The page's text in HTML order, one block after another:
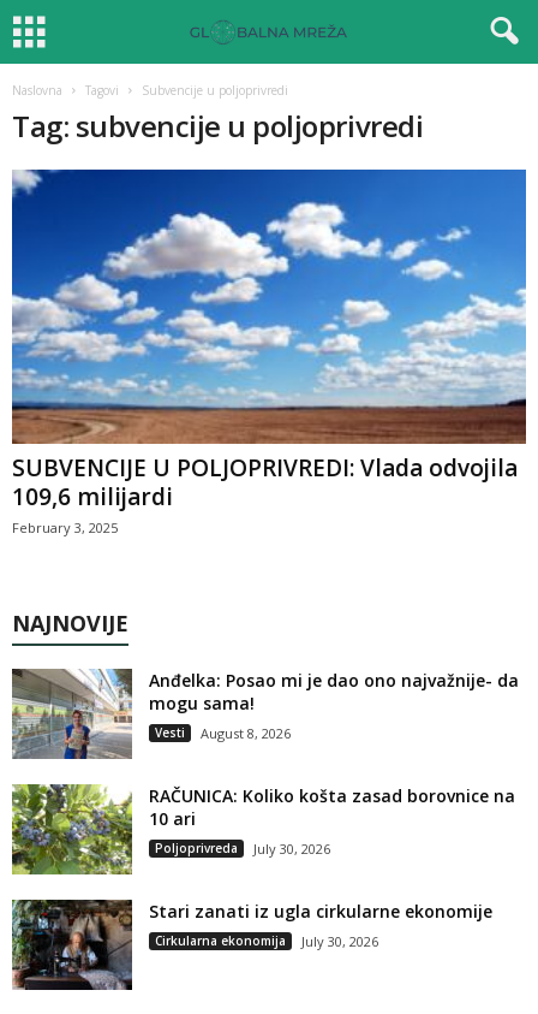
Naslovna Tagovi Subvencije u poljoprivredi
Tag: subvencije u poljoprivredi
SUBVENCIJE U POLJOPRIVREDI: Vlada odvojila
109,6 milijardi
February 3, 2025
NAJNOVIJE
Anđelka: Posao mi je dao ono najvažnije- da
mogu sama!
Vesti August 8, 2026
RAČUNICA: Koliko košta zasad borovnice na
10 ari
Poljoprivreda July 30, 2026
Stari zanati iz ugla cirkularne ekonomije
Cirkularna ekonomija July 30, 2026